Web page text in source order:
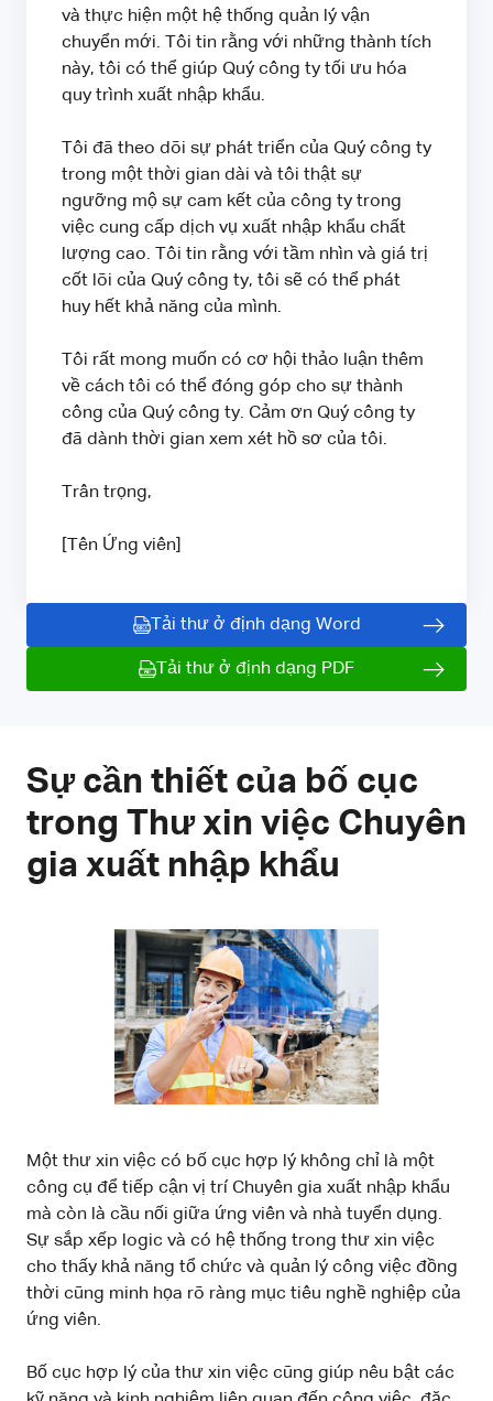
và thực hiện một hệ thống quản lý vận
chuyển mới. Tôi tin rằng với những thành tích
này, tôi có thể giúp Quý công ty tối ưu hóa
quy trình xuất nhập khẩu.
Tôi đã theo dõi sự phát triển của Quý công ty
trong một thời gian dài và tôi thật sự
ngưỡng mộ sự cam kết của công ty trong
việc cung cấp dịch vụ xuất nhập khẩu chất
lượng cao. Tôi tin rằng với tầm nhìn và giá trị
cốt lõi của Quý công ty, tôi sẽ có thể phát
huy hết khả năng của mình.
Tôi rất mong muốn có cơ hội thảo luận thêm
về cách tôi có thể đóng góp cho sự thành
công của Quý công ty. Cảm ơn Quý công ty
đã dành thời gian xem xét hồ sơ của tôi.
Trân trọng,
[Tên Ứng viên]
Tải thư ở định dạng Word
Tải thư ở định dạng PDF
Sự cần thiết của bố cục
trong Thư xin việc Chuyên
gia xuất nhập khẩu
Một thư xin việc có bố cục hợp lý không chỉ là một
công cụ để tiếp cận vị trí Chuyên gia xuất nhập khẩu
mà còn là cầu nối giữa ứng viên và nhà tuyển dụng.
Sự sắp xếp logic và có hệ thống trong thư xin việc
cho thấy khả năng tổ chức và quản lý công việc đồng
thời cũng minh họa rõ ràng mục tiêu nghề nghiệp của
ứng viên.
Bố cục hợp lý của thư xin việc cũng giúp nêu bật các